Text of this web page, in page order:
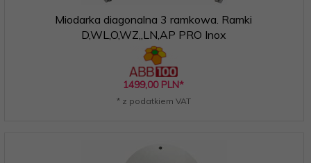
Miodarka diagonalna 3 ramkowa. Ramki
D,WL,O,WZ,,LN,AP PRO Inox
1499,00 PLN*
* z podatkiem VAT